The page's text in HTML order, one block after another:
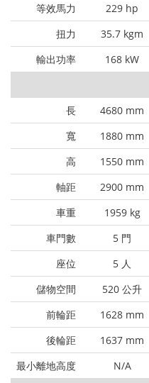
等效馬力
229 hp
扭力
35.7 kgm
輸出功率
168 kW
長
4680 mm
寬
1880 mm
高
1550 mm
軸距
2900 mm
車重
1959 kg
車門數
5 門
座位
5 人
儲物空間
520 公升
前輪距
1628 mm
後輪距
1637 mm
最小離地高度
N/A